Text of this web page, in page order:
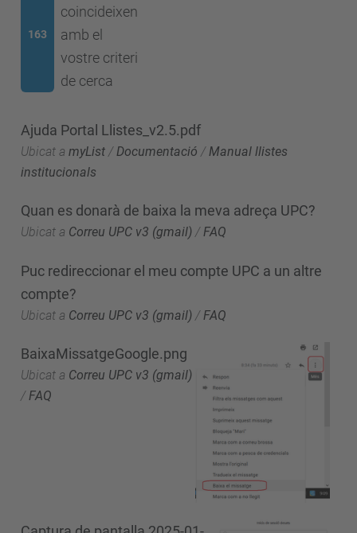
163
coincideixen
amb el
vostre criteri
de cerca
Ajuda Portal Llistes_v2.5.pdf
Ubicat a myList / Documentació / Manual llistes
institucionals
Quan es donarà de baixa la meva adreça UPC?
Ubicat a Correu UPC v3 (gmail) /FAQ
Puc redireccionar el meu compte UPC a un altre
compte?
Ubicat a Correu UPC v3 (gmail) / FAQ
BaixaMissatgeGoogle.png
Ubicat a Correu UPC v3 (gmail)
/FAQ